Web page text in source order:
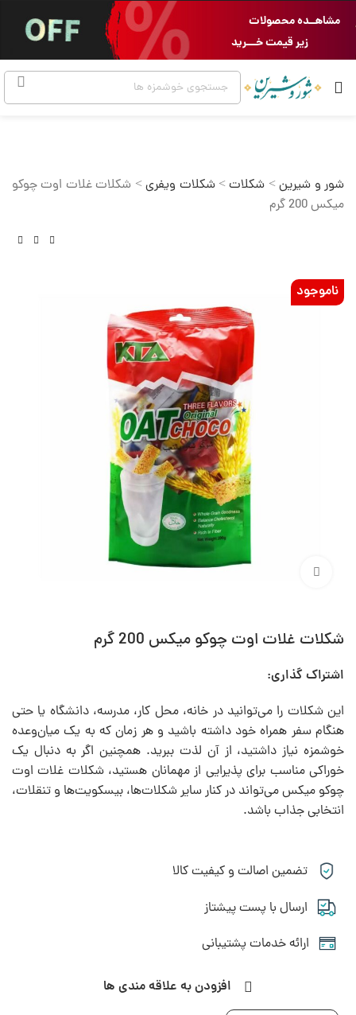
مشاهــده محصولات
زیر قیمت خـــرید
شور و شیرین> شکلات>شکلات ویفری> شکلات غلات اوت چوکو
میکس 200 گرم
ناموجود
برای بزرگنمایی کلیک کنید
شکلات غلات اوت چوکو میکس 200 گرم
اشتراک گذاری:
این شکلات را می‌توانید در خانه، محل کار، مدرسه، دانشگاه یا حتی
هنگام سفر همراه خود داشته باشید و هر زمان که به یک میان‌وعده
خوشمزه نیاز داشتید، از آن لذت ببرید. همچنین اگر به دنبال یک
خوراکی مناسب برای پذیرایی از مهمانان هستید، شکلات غلات اوت
چوکو میکس می‌تواند در کنار سایر شکلات‌ها، بیسکویت‌ها و تنقلات،
انتخابی جذاب باشد.
تضمین اصالت و کیفیت کالا
ارسال با پست پیشتاز
ارائه خدمات پشتیبانی
افزودن به علاقه مندی ها